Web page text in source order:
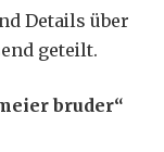
Details über
geteilt.
bruder“